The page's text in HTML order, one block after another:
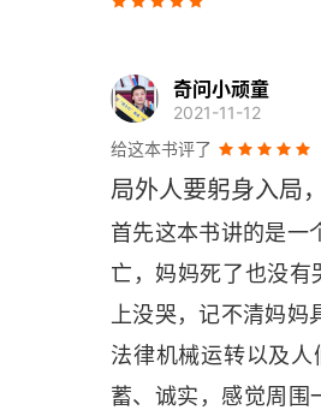
奇问小顽童
2021-11-12
给这本书评了
局外人要躬身入局
首先这本书讲的是一
亡，妈妈死了也没有
上没哭，记不清妈
法律机械运转以及
蓄、诚实，感觉周围